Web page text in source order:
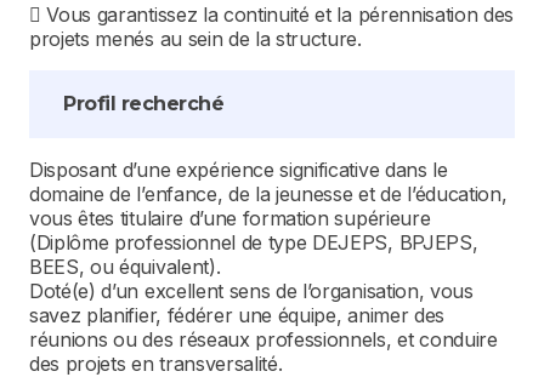
 Vous garantissez la continuité et la pérennisation des
projets menés au sein de la structure.
Profil recherché
Disposant d’une expérience significative dans le
domaine de l’enfance, de la jeunesse et de l’éducation,
vous êtes titulaire d’une formation supérieure
(Diplôme professionnel de type DEJEPS, BPJEPS,
BEES, ou équivalent).
Doté(e) d’un excellent sens de l’organisation, vous
savez planifier, fédérer une équipe, animer des
réunions ou des réseaux professionnels, et conduire
des projets en transversalité.